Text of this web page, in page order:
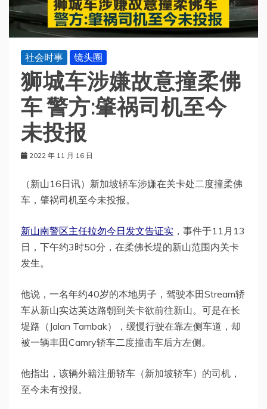
社会时事 镜头圈
狮城车涉嫌故意撞柔佛
车 警方:肇祸司机至今
未投报
2022 年 11 月 16 日
（新山16日讯）新加坡轿车涉嫌在关卡处二度撞柔佛
车，肇祸司机至今未投报。
新山南警区主任拉勿今日发文告证实 ，事件于11月13
日，下午约3时50分，在柔佛长堤的新山范围内关卡
发生。
他说，一名年约40岁的本地男子，驾驶本田Stream轿
车从新山实达英达路朝到关卡欲前往新山。可是在长
堤路（Jalan Tambak），缓慢行驶在靠左侧车道，却
被一辆丰田Camry轿车二度撞击车后方左侧。
他指出，该辆外籍注册轿车（新加坡轿车）的司机，
至今未有投报。